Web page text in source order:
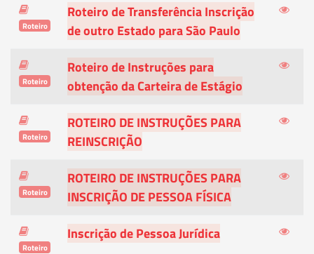
Roteiro
Roteiro de Transferência Inscrição
de outro Estado para São Paulo
Roteiro
Roteiro de Instruções para
obtenção da Carteira de Estágio
Roteiro
ROTEIRO DE INSTRUÇÕES PARA
REINSCRIÇÃO
Roteiro
ROTEIRO DE INSTRUÇÕES PARA
INSCRIÇÃO DE PESSOA FÍSICA
Roteiro
Inscrição de Pessoa Jurídica